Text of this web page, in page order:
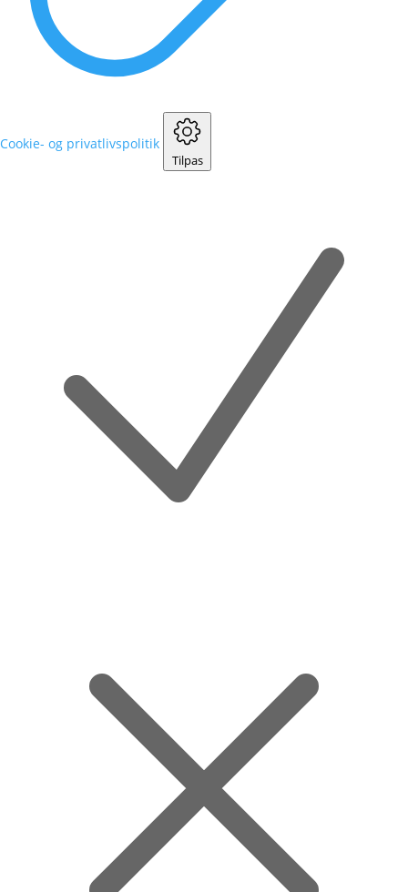
Cookie- og privatlivspolitik
Tilpas